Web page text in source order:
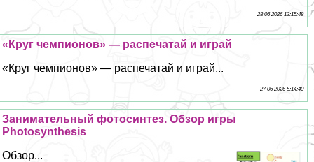
28 06 2026 12:15:48
«Круг чемпионов» — распечатай и играй
«Круг чемпионов» — распечатай и играй...
27 06 2026 5:14:40
Занимательный фотосинтез. Обзор игры
Photosynthesis
Обзор...